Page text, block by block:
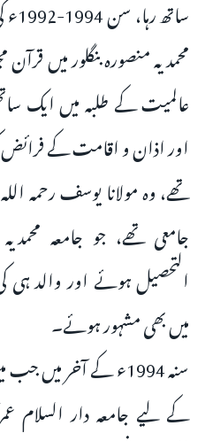
محمدیہ منصورہ بنگلور میں
عالمیت کے طلبہ میں ایک
اور اذان و اقامت کے فرائض
تھے، وہ مولانا یوسف رحمہ
جامعی تھے، جو جامعہ
التحصیل ہوئے اور والد
میں بھی مشہور ہوئے۔
سنہ 1994ء کے آخر
کے لیے جامعہ دار السلام